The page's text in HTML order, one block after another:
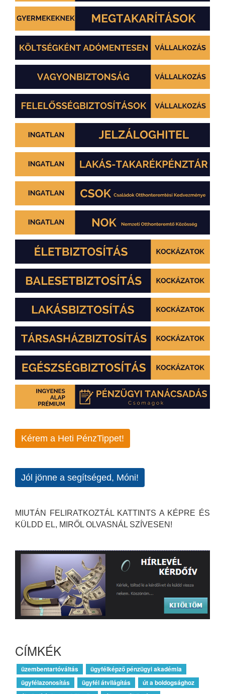
Kérem a Heti PénzTippet!
Jól jönne a segítséged, Móni!
MIUTÁN FELIRATKOZTÁL KATTINTS A KÉPRE ÉS
KÜLDD EL, MIRŐL OLVASNÁL SZÍVESEN!
CÍMKÉK
üzembentartóváltás
ügyfélképző pénzügyi akadémia
ügyfélazonosítás
ügyfél átvilágítás
út a boldogsághoz